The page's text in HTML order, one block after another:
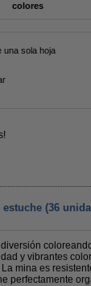
colores
una sola hoja
(36
y vibrantes
mina es
perfectamente